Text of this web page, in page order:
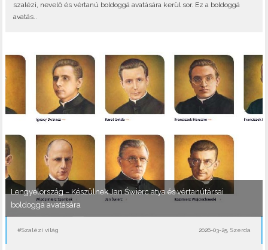
szalézi, nevelő és vértanú boldoggá avatására kerül sor. Ez a boldoggá
avatás..
Lengyelország – Készülnek Jan Świerc atya és vértanútársai
boldoggá avatására
#Szalézi világ 2026-03-25, Szerda